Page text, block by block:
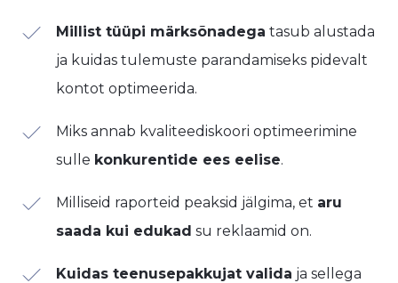
Millist tüüpi märksõnadega tasub alustada
ja kuidas tulemuste parandamiseks pidevalt
kontot optimeerida.
​Miks annab kvaliteediskoori optimeerimine
sulle konkurentide ees eelise.
​Milliseid raporteid peaksid jälgima, et aru
saada kui edukad su reklaamid on.
Kuidas teenusepakkujat valida ja sellega